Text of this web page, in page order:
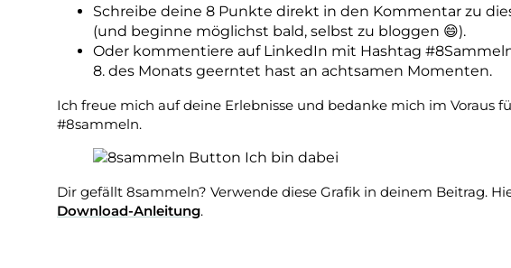
Schreibe deine 8 Punkte direkt in den Kommentar zu
(und beginne möglichst bald, selbst zu bloggen 😄).
Oder kommentiere auf LinkedIn mit Hashtag
8. des Monats geerntet hast an achtsamen Momenten.
Ich freue mich auf deine Erlebnisse und bedanke mich im Voraus
#8sammeln.
Dir gefällt 8sammeln? Verwende diese Grafik in deinem Beitrag.
Download-Anleitung.